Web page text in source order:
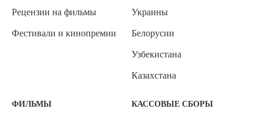
Рецензии на фильмы
Фестивали и кинопремии
Украины
Белорусии
Узбекистана
Казахстана
ФИЛЬМЫ КАССОВЫЕ СБОРЫ